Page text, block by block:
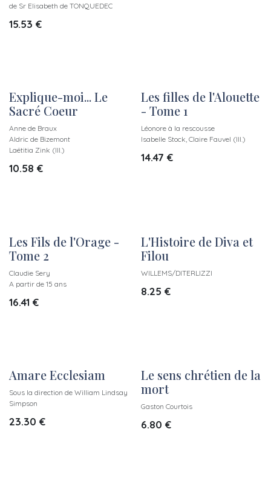
de Sr Elisabeth de TONQUEDEC
15.53 €
New!
Explique-moi... Le
Sacré Coeur
Anne de Braux
Aldric de Bizemont
Laëtitia Zink (Ill.)
10.58 €
New!
Les filles de l'Alouette
- Tome 1
Léonore à la rescousse
Isabelle Stock, Claire Fauvel (Ill.)
14.47 €
New!
Les Fils de l'Orage -
Tome 2
Claudie Sery
A partir de 15 ans
16.41 €
New!
L'Histoire de Diva et
Filou
WILLEMS/DITERLIZZI
8.25 €
New!
Amare Ecclesiam
Sous la direction de William Lindsay
Simpson
23.30 €
New!
Le sens chrétien de la
mort
Gaston Courtois
6.80 €